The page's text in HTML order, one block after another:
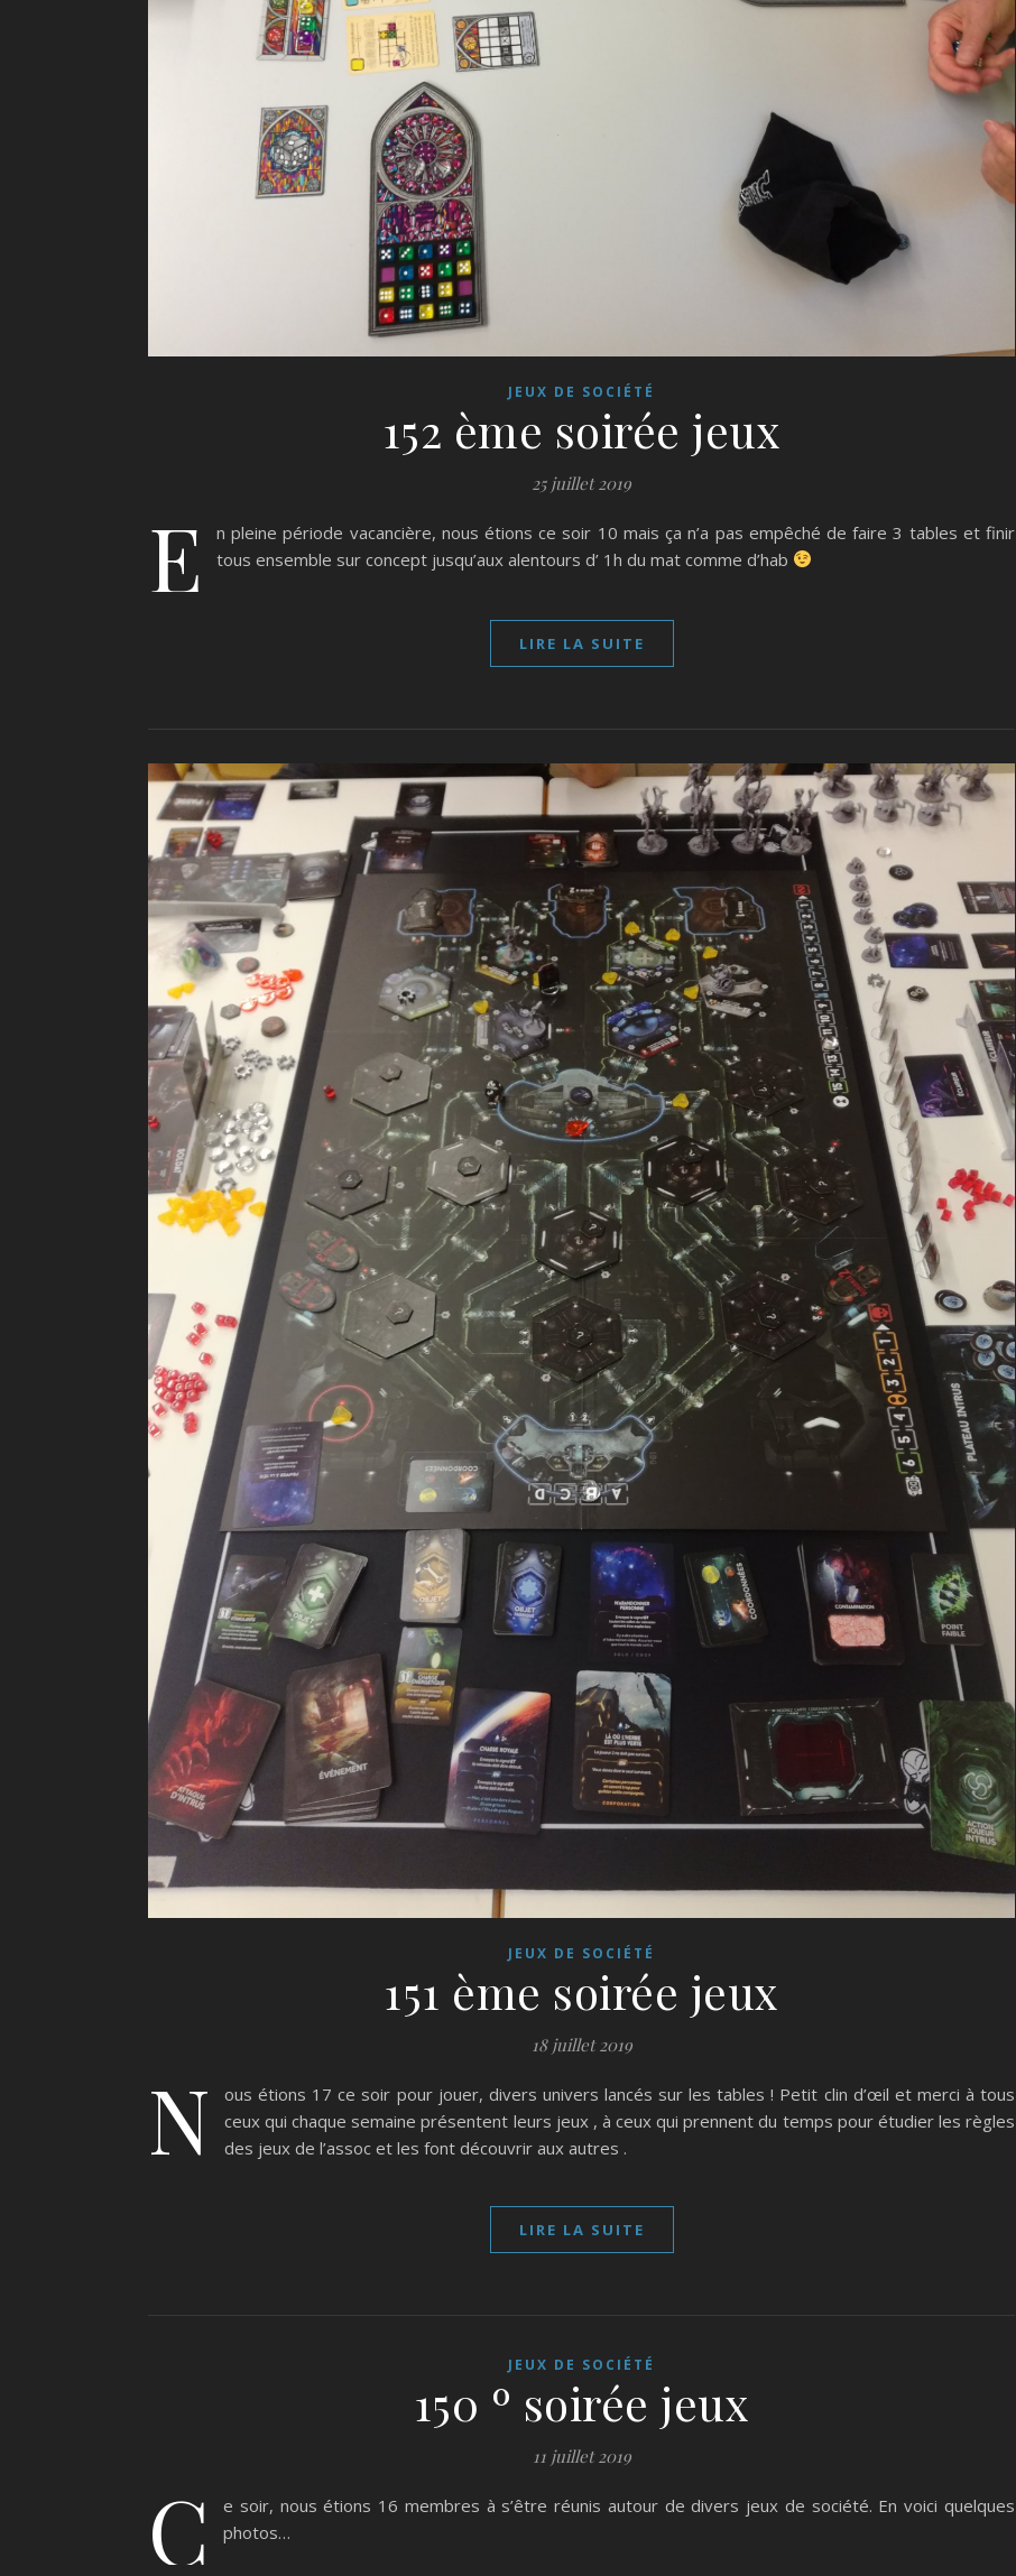
JEUX DE SOCIÉTÉ
152 ème soirée jeux
25 juillet 2019
E
n pleine période vacancière, nous étions ce soir 10 mais ça n’a pas empêché de faire 3 tables et finir
tous ensemble sur concept jusqu’aux alentours d’ 1h du mat comme d’hab
LIRE LA SUITE
JEUX DE SOCIÉTÉ
151 ème soirée jeux
18 juillet 2019
N
ous étions 17 ce soir pour jouer, divers univers lancés sur les tables ! Petit clin d’œil et merci à tous
ceux qui chaque semaine présentent leurs jeux , à ceux qui prennent du temps pour étudier les règles
des jeux de l’assoc et les font découvrir aux autres .
LIRE LA SUITE
JEUX DE SOCIÉTÉ
150 º soirée jeux
11 juillet 2019
C
e soir, nous étions 16 membres à s’être réunis autour de divers jeux de société. En voici quelques
photos…